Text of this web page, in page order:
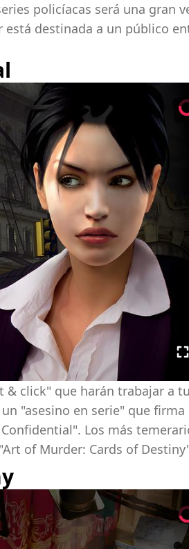
policíacas será una gran
destinada a un público
& click" que harán trabajar a tu
"asesino en serie" que firma
Los más
of Murder: Cards of